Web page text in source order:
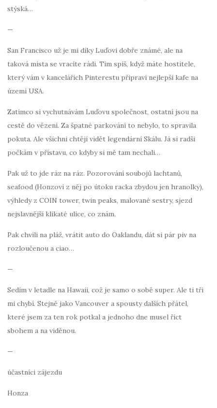
stýská…
—
San Francisco už je mi díky Luďovi dobře známé, ale na
taková místa se vracíte rádi. Tím spíš, když máte hostitele,
který vám v kancelářích Pinterestu připraví nejlepší kafe na
území USA.
Zatímco si vychutnávám Luďovu společnost, ostatní jsou na
cestě do vězení. Za špatné parkování to nebylo, to spravila
pokuta. Ale všichni chtějí vidět legendární Skálu. Já si radši
počkám v přístavu, co kdyby si mě tam nechali…
Pak už to jde ráz na ráz. Pozorování soubojů lachtanů,
seafood (Honzovi z něj po útoku racka zbydou jen hranolky),
výhledy z COIN tower, twin peaks, malované sestry, sjezd
nejslavnější klikaté ulice, co znám.
Pak chvíli na pláž, vrátit auto do Oaklandu, dát si pár piv na
rozloučenou a ciao…
—
Sedím v letadle na Hawaii, což je samo o sobě super. Ale ti tři
mi chybí. Stejně jako Vancouver a spousty dalších přátel,
které jsem za ten rok potkal a jednoho dne musel říct
sbohem a na viděnou.
—
účastníci zájezdu
Honza